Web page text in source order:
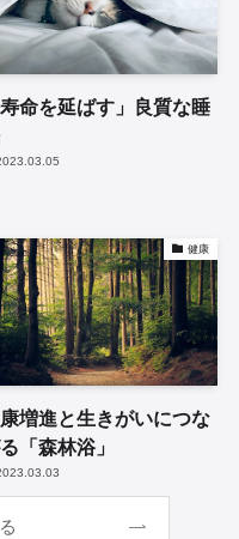
寿命を延ばす」良質な睡
健康
増進と生きがいにつな
「森林浴」